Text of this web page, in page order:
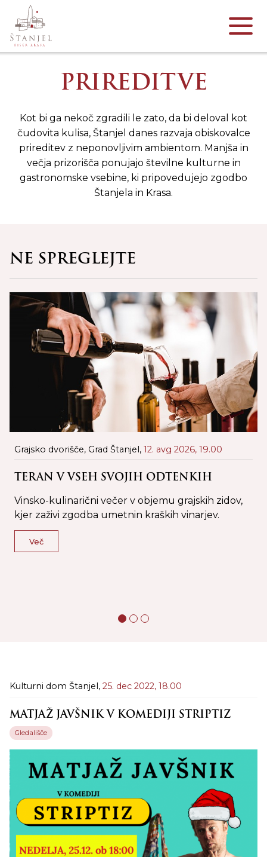
PRIREDITVE
Kot bi ga nekoč zgradili le zato, da bi deloval kot
čudovita kulisa, Štanjel danes razvaja obiskovalce
prireditev z neponovljivim ambientom. Manjša in
večja prizorišča ponujajo številne kulturne in
gastronomske vsebine, ki pripovedujejo zgodbo
Štanjela in Krasa.
NE SPREGLEJTE
Grajsko dvorišče, Grad Štanjel, 12. avg 2026, 19.00
TERAN V VSEH SVOJIH ODTENKIH
Vinsko-kulinarični večer v objemu grajskih zidov,
kjer zaživi zgodba umetnin kraških vinarjev.
Več
Kulturni dom Štanjel, 25. dec 2022, 18.00
MATJAŽ JAVŠNIK V KOMEDIJI STRIPTIZ
Gledališče